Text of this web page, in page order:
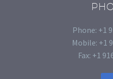
Phone: +1
Mobile: +1
Fax: +1